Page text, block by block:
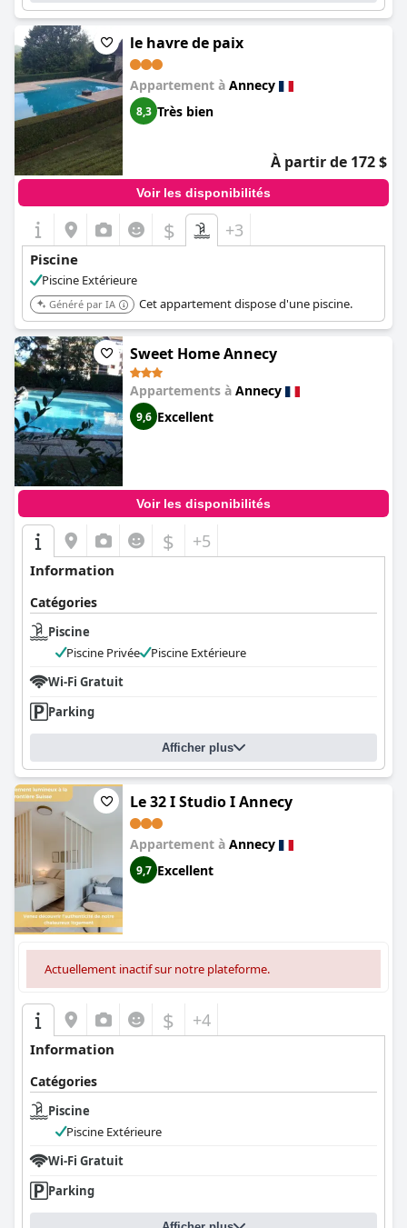
le havre de paix
Appartement à Annecy
8,3 Très bien
À partir de 172 $
Voir les disponibilités
$ +3
Piscine
Piscine Extérieure
Généré par IA Cet appartement dispose d'une piscine.
Sweet Home Annecy
Appartements à Annecy
9,6 Excellent
Voir les disponibilités
$ +5
Information
Catégories
Piscine
Piscine Privée
Piscine Extérieure
Wi-Fi Gratuit
Parking
Afficher plus
Le 32 I Studio I Annecy
Appartement à Annecy
9,7 Excellent
Actuellement inactif sur notre plateforme.
$ +4
Information
Catégories
Piscine
Piscine Extérieure
Wi-Fi Gratuit
Parking